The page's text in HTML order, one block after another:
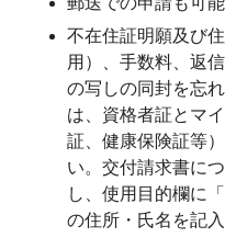
不在住証明願及び
用）、手数料、返
の写しの同封を忘
は、資格者証とマ
証、健康保険証等
い。交付請求書に
し、使用目的欄に
の住所・氏名を記